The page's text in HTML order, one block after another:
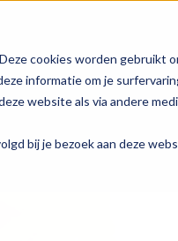
cookies worden gebruikt
informatie om je
website als via andere
bij je bezoek aan deze
Groeistrategie
Digital
Blog
Events &